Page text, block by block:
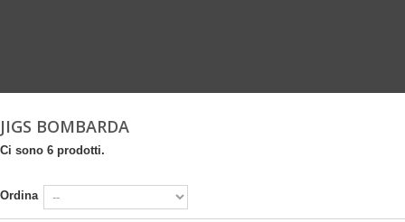
JIGS BOMBARDA
Ci sono 6 prodotti.
Ordina